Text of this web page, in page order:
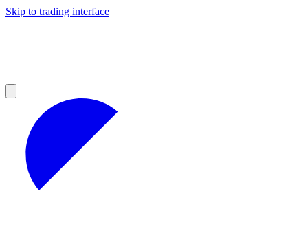
Skip to trading interface